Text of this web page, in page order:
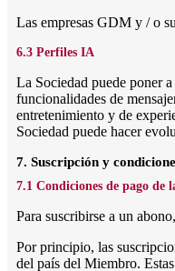
Las empresas GDM y / o
6.3 Perfiles IA
La Sociedad puede poner
funcionalidades de
entretenimiento y de
Sociedad puede hacer
7. Suscripción y
7.1 Condiciones de pago de
Para suscribirse a un
Por principio, las
del país del Miembro.